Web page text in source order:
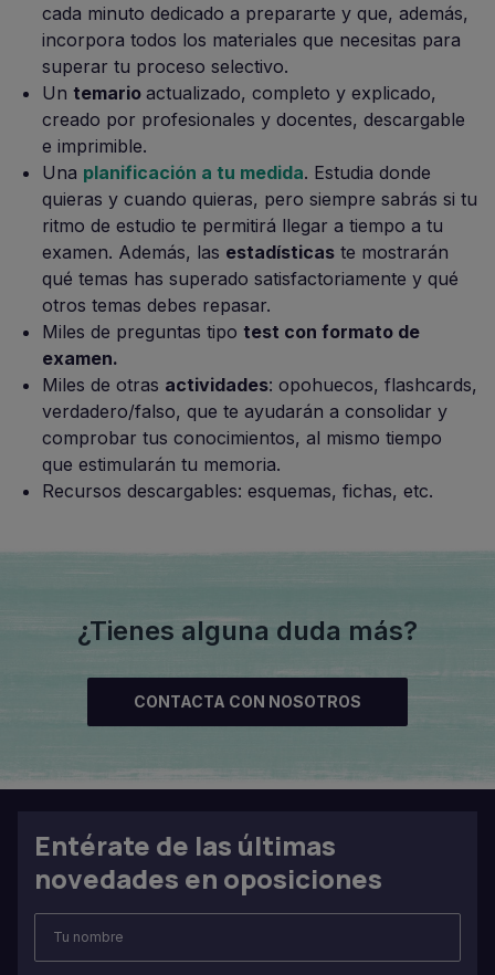
cada minuto dedicado a prepararte y que, además,
incorpora todos los materiales que necesitas para
superar tu proceso selectivo.
Un temario actualizado, completo y explicado,
creado por profesionales y docentes, descargable
e imprimible.
Una planificación a tu medida. Estudia donde
quieras y cuando quieras, pero siempre sabrás si tu
ritmo de estudio te permitirá llegar a tiempo a tu
examen. Además, las estadísticas te mostrarán
qué temas has superado satisfactoriamente y qué
otros temas debes repasar.
Miles de preguntas tipo test con formato de
examen.
Miles de otras actividades: opohuecos, flashcards,
verdadero/falso, que te ayudarán a consolidar y
comprobar tus conocimientos, al mismo tiempo
que estimularán tu memoria.
Recursos descargables: esquemas, fichas, etc.
¿Tienes alguna duda más?
CONTACTA CON NOSOTROS
Entérate de las últimas
novedades en oposiciones